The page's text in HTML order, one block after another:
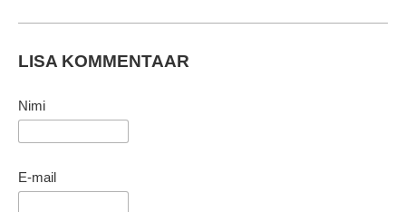
LISA KOMMENTAAR
Nimi
E-mail